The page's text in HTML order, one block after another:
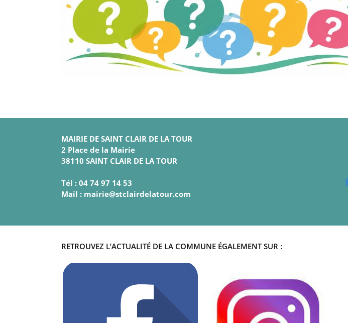
MAIRIE DE SAINT CLAIR DE LA TOUR
2 Place de la Mairie
38110 SAINT CLAIR DE LA TOUR
Tél : 04 74 97 14 53
Mail : mairie@stclairdelatour.com
RETROUVEZ L’ACTUALITÉ DE LA COMMUNE ÉGALEMENT SUR :